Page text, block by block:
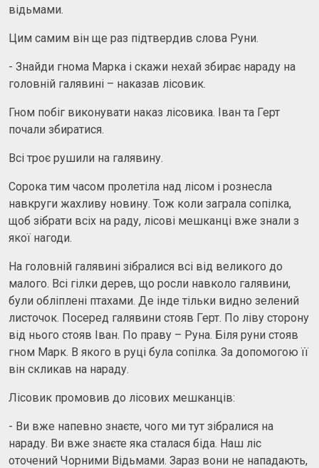
відьмами.
Цим самим він ще раз підтвердив слова Руни.
- Знайди гнома Марка і скажи нехай збирає нараду на
головній галявині – наказав лісовик.
Гном побіг виконувати наказ лісовика. Іван та Герт
почали збиратися.
Всі троє рушили на галявину.
Сорока тим часом пролетіла над лісом і рознесла
навкруги жахливу новину. Тож коли заграла сопілка,
щоб зібрати всіх на раду, лісові мешканці вже знали з
якої нагоди.
На головній галявині зібралися всі від великого до
малого. Всі гілки дерев, що росли навколо галявини,
були обліплені птахами. Де інде тільки видно зелений
листочок. Посеред галявини стояв Герт. По ліву сторону
від нього стояв Іван. По праву – Руна. Біля руни стояв
гном Марк. В якого в руці була сопілка. За допомогою її
він скликав на нараду.
Лісовик промовив до лісових мешканців:
- Ви вже напевно знаєте, чого ми тут зібралися на
нараду. Ви вже знаєте яка сталася біда. Наш ліс
оточений Чорними Відьмами. Зараз вони не нападають,